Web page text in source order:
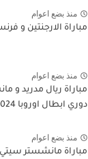
منذ بضع اعوام
مباراة الارجنتين و
منذ بضع اعوام
مباراة ريال مدريد و
دوري ابطال اوروبا 2023/2024
منذ بضع اعوام